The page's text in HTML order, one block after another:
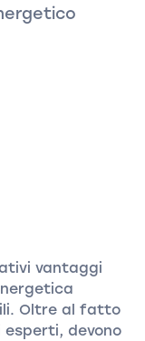
vantaggi
Oltre al fatto
devono